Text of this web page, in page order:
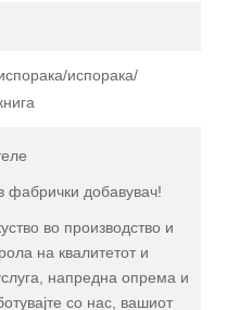
испорака/
фабрички добавувач!
во производство и
на квалитетот и
напредна опрема и
со нас, вашиот